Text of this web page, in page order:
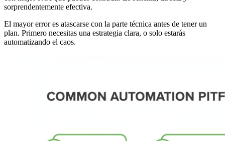
sorprendentemente efectiva.
El mayor error es atascarse con la parte técnica antes de tener un
plan. Primero necesitas una estrategia clara, o solo estarás
automatizando el caos.